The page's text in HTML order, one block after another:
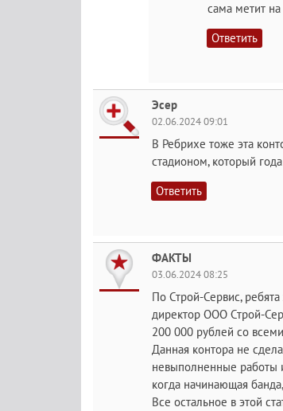
сама метит
Ответить
Эсер
02.06.2024 09:01
В Ребрихе тоже эта
стадионом, который
Ответить
ФАКТЫ
03.06.2024 08:25
По Строй-Сервис,
директор ООО Строй-
200 000 рублей со
Данная контора не
невыполненные работы
когда начинающая
Все остальное в этой